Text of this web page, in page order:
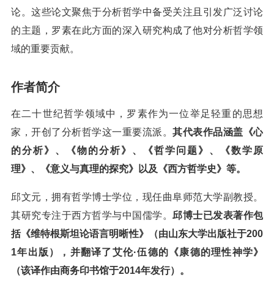
论。这些论文聚焦于分析哲学中备受关注且引发广泛讨论
的主题，罗素在此方面的深入研究构成了他对分析哲学领
域的重要贡献。
作者简介
在二十世纪哲学领域中，罗素作为一位举足轻重的思想
家，开创了分析哲学这一重要流派。 其代表作品涵盖《心
的分析》、《物的分析》、《哲学问题》、《数学原
理》、《意义与真理的探究》以及《西方哲学史》等。
邱文元，拥有哲学博士学位，现任曲阜师范大学副教授。
其研究专注于西方哲学与中国儒学。 邱博士已发表著作包
括《维特根斯坦论语言明晰性》（由山东大学出版社于200
1年出版），并翻译了艾伦·伍德的《康德的理性神学》
（该译作由商务印书馆于2014年发行）。